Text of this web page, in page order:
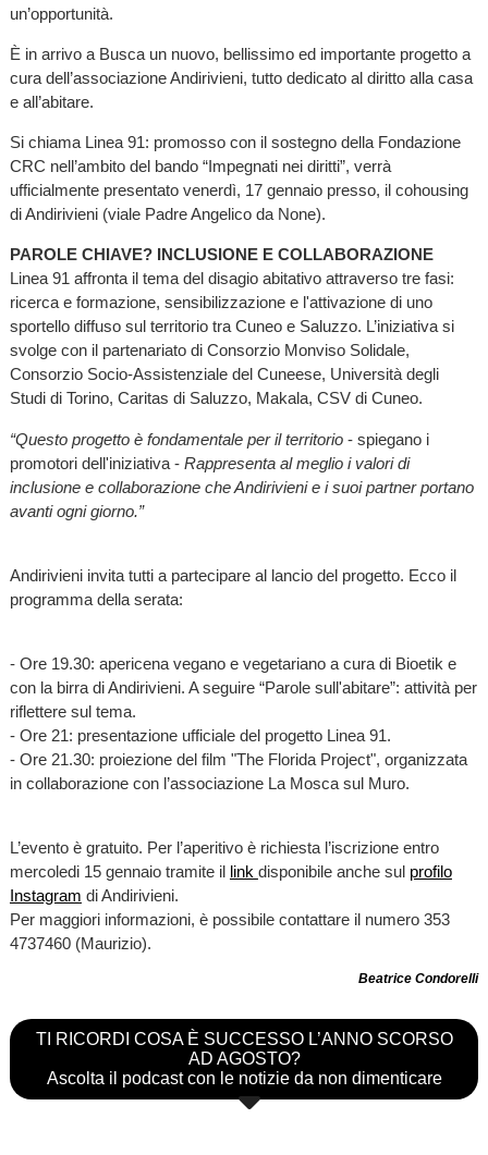
un’opportunità.
È in arrivo a Busca un nuovo, bellissimo ed importante progetto a
cura dell’associazione Andirivieni, tutto dedicato al diritto alla casa
e all’abitare.
Si chiama Linea 91: promosso con il sostegno della Fondazione
CRC nell’ambito del bando “Impegnati nei diritti”, verrà
ufficialmente presentato venerdì, 17 gennaio presso, il cohousing
di Andirivieni (viale Padre Angelico da None).
PAROLE CHIAVE? INCLUSIONE E COLLABORAZIONE
Linea 91 affronta il tema del disagio abitativo attraverso tre fasi:
ricerca e formazione, sensibilizzazione e l'attivazione di uno
sportello diffuso sul territorio tra Cuneo e Saluzzo. L’iniziativa si
svolge con il partenariato di Consorzio Monviso Solidale,
Consorzio Socio-Assistenziale del Cuneese, Università degli
Studi di Torino, Caritas di Saluzzo, Makala, CSV di Cuneo.
“Questo progetto è fondamentale per il territorio- spiegano i
promotori dell'iniziativa - Rappresenta al meglio i valori di
inclusione e collaborazione che Andirivieni e i suoi partner portano
avanti ogni giorno.”
Andirivieni invita tutti a partecipare al lancio del progetto. Ecco il
programma della serata:
- Ore 19.30: apericena vegano e vegetariano a cura di Bioetik e
con la birra di Andirivieni. A seguire “Parole sull'abitare”: attività per
riflettere sul tema.
- Ore 21: presentazione ufficiale del progetto Linea 91.
- Ore 21.30: proiezione del film "The Florida Project", organizzata
in collaborazione con l’associazione La Mosca sul Muro.
L’evento è gratuito. Per l’aperitivo è richiesta l’iscrizione entro
mercoledi 15 gennaio tramite il link disponibile anche sul profilo
Instagram di Andirivieni.
Per maggiori informazioni, è possibile contattare il numero 353
4737460 (Maurizio).
Beatrice Condorelli
TI RICORDI COSA È SUCCESSO L’ANNO SCORSO
AD AGOSTO?
Ascolta il podcast con le notizie da non dimenticare